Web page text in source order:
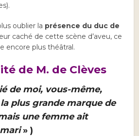
oublier la présence du duc de
caché de cette scène d’aveu, ce
encore plus théâtral.
de M. de Clèves
de moi, vous-même,
la plus grande marque de
une femme ait
» )